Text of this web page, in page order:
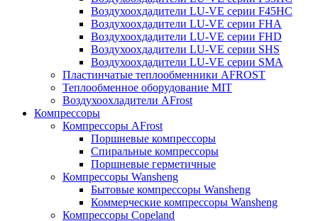
Воздухоохдадители LU-VE серии F45HC
Воздухоохдадители LU-VE серии FHA
Воздухоохдадители LU-VE серии FHD
Воздухоохдадители LU-VE серии SHS
Воздухоохдадители LU-VE серии SMA
Пластинчатые теплообменники AFROST
Теплообменное оборудование MIT
Воздухоохладители AFrost
Компрессоры
Компрессоры AFrost
Поршневые компрессоры
Спиральные компрессоры
Поршневые герметичные
Компрессоры Wansheng
Бытовые компрессоры Wansheng
Коммерческие компрессоры Wansheng
Компрессоры Copeland